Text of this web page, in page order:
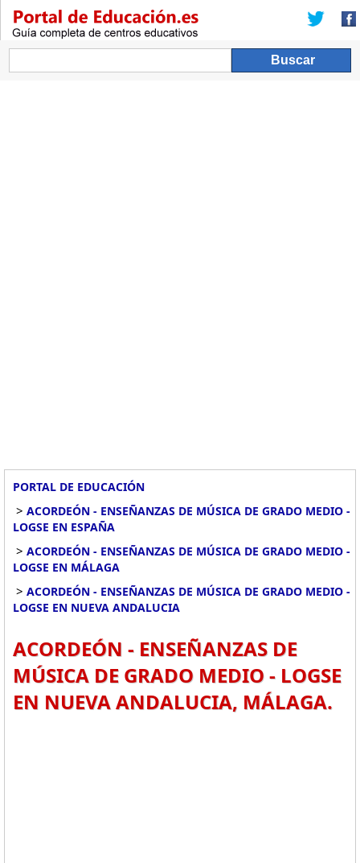
PORTAL DE EDUCACIÓN
> ACORDEÓN - ENSEÑANZAS DE MÚSICA DE GRADO MEDIO -
LOGSE EN ESPAÑA
> ACORDEÓN - ENSEÑANZAS DE MÚSICA DE GRADO MEDIO -
LOGSE EN MÁLAGA
> ACORDEÓN - ENSEÑANZAS DE MÚSICA DE GRADO MEDIO -
LOGSE EN NUEVA ANDALUCIA
ACORDEÓN - ENSEÑANZAS DE
MÚSICA DE GRADO MEDIO - LOGSE
EN NUEVA ANDALUCIA, MÁLAGA.